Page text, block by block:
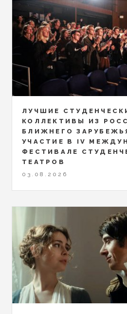
ЛУЧШИЕ
КОЛЛЕКТИВЫ ИЗ
БЛИЖНЕГО
УЧАСТИЕ В IV
ФЕСТИВАЛЕ
ТЕАТРОВ
03.08.2026